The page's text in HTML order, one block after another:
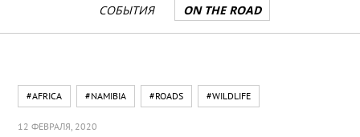
СОБЫТИЯ
ON THE ROAD
#AFRICA #NAMIBIA #ROADS #WILDLIFE
12 ФЕВРАЛЯ, 2020